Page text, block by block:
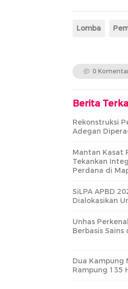
Lomba
0
Berita
Rekonstruksi
Adegan
Mantan Kasat
Tekankan
Perdana di
SiLPA APBD
Dialokasikan
Unhas
Berbasis
Dua Kampung
Rampung 135